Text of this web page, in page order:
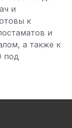
и
к
и
а также к
под